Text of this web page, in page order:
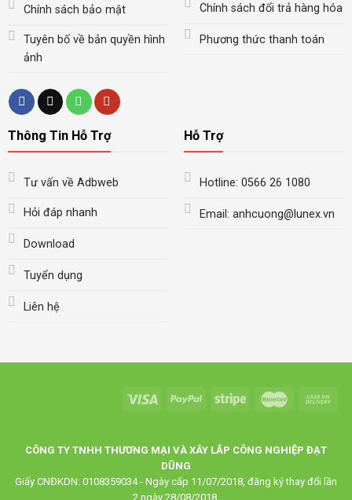
Chính sách bảo mật
Tuyên bố về bản quyền hình
ảnh
Chính sách đổi trả hàng hóa
Phương thức thanh toán
Thông Tin Hỗ Trợ
Tư vấn về Adbweb
Hỏi đáp nhanh
Download
Tuyển dụng
Liên hệ
Hỗ Trợ
Hotline: 0566 26 1080
Email: anhcuong@lunex.vn
CÔNG TY TNHH THƯƠNG MẠI VÀ XÂY LẮP CÔNG NGHIỆP ĐẠT
DŨNG
Giấy CNĐKDN: 0108359034 - Ngày cấp 11/07/2018, đăng ký thay đổi lần
2 ngày 28/08/2018.